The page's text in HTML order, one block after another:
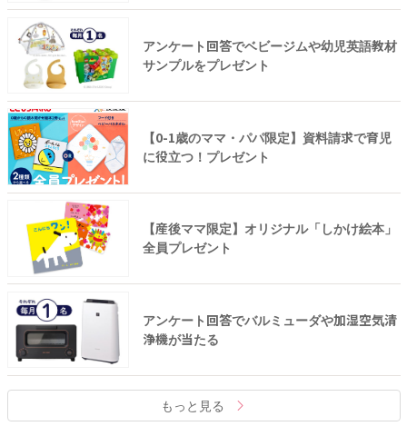
アンケート回答でベビージムや幼児英語教材
サンプルをプレゼント
【0-1歳のママ・パパ限定】資料請求で育児
に役立つ！プレゼント
【産後ママ限定】オリジナル「しかけ絵本」
全員プレゼント
アンケート回答でバルミューダや加湿空気清
浄機が当たる
もっと見る